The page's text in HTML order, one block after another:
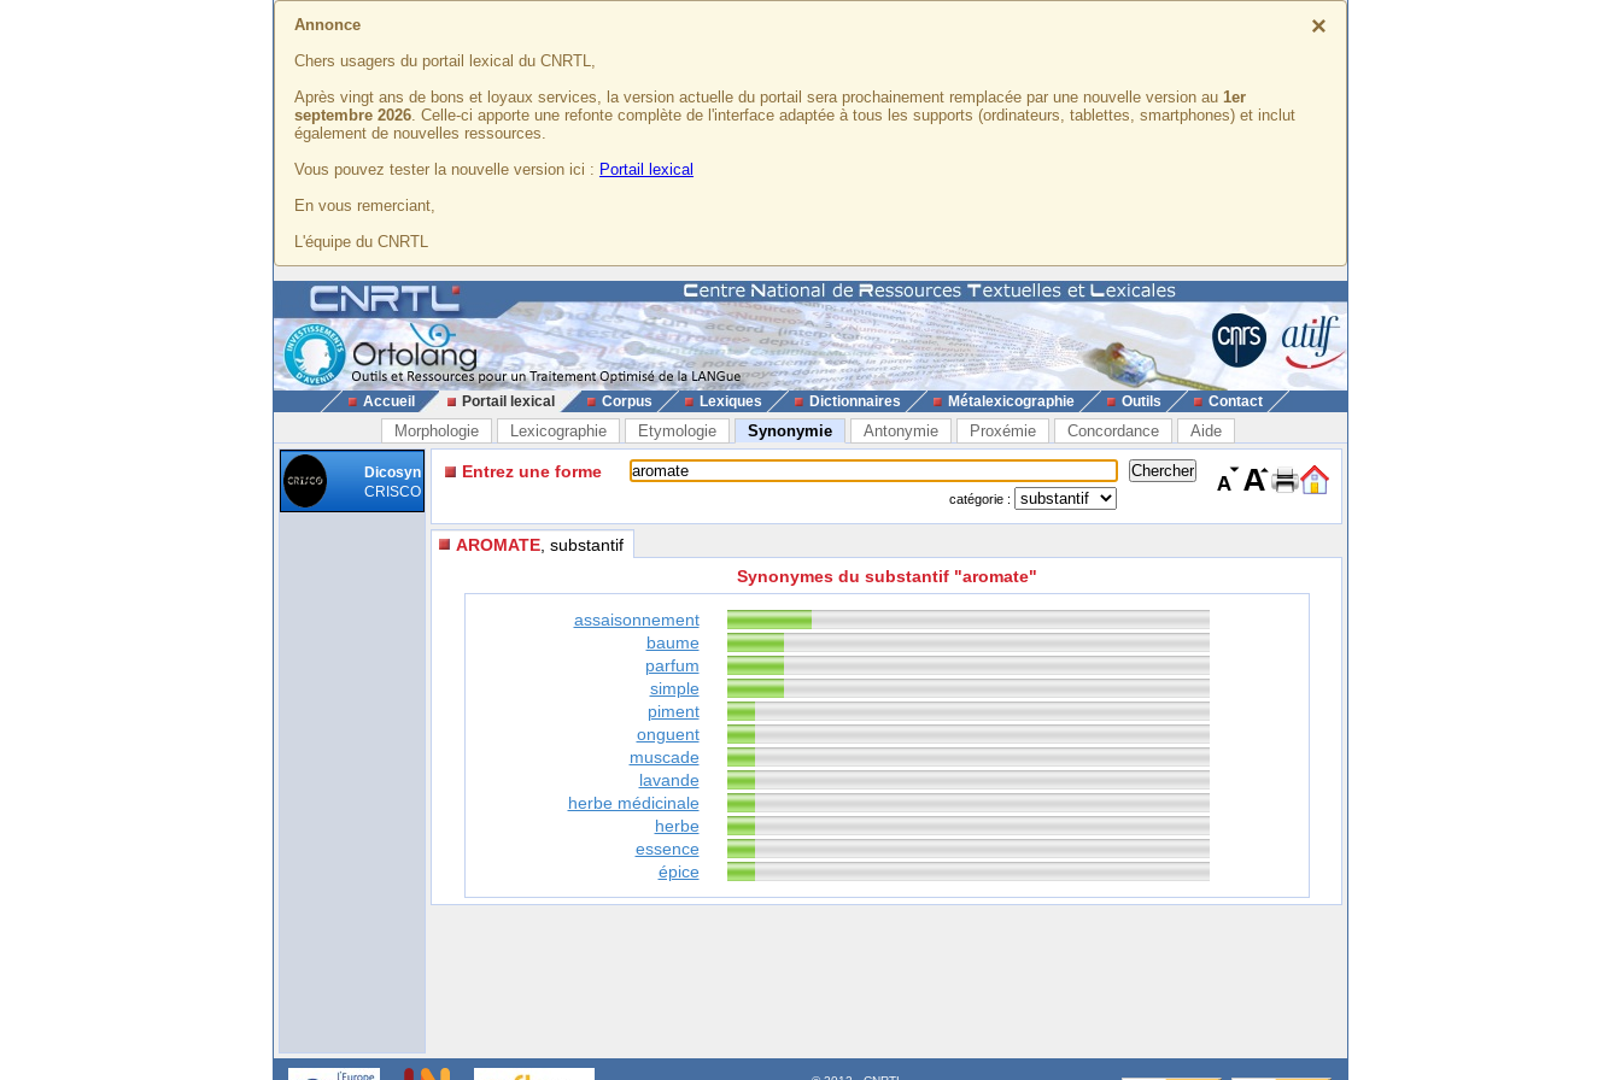
×
Annonce
Chers usagers du portail lexical du CNRTL,
Après vingt ans de bons et loyaux services, la version actuelle du portail sera prochainement remplacée par une nouvelle version au 1er
septembre 2026. Celle-ci apporte une refonte complète de l'interface adaptée à tous les supports (ordinateurs, tablettes, smartphones) et inclut
également de nouvelles ressources.
Vous pouvez tester la nouvelle version ici : Portail lexical
En vous remerciant,
L'équipe du CNRTL
Accueil Portail lexical Corpus Lexiques Dictionnaires Métalexicographie Outils Contact
Morphologie Lexicographie Etymologie Synonymie Antonymie Proxémie Concordance Aide
Dicosyn
CRISCO
Entrez une forme
catégorie :
AROMATE , substantif
Synonymes du substantif "aromate"
assaisonnement
baume
parfum
simple
piment
onguent
muscade
lavande
herbe médicinale
herbe
essence
épice